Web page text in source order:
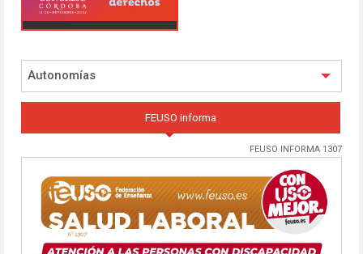
Autonomías
FEUSO informa
FEUSO INFORMA 1307